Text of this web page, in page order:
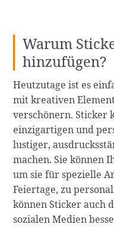
Warum
hinzufügen?
Heutzutage ist es
mit kreativen
verschönern. Sticker
einzigartigen und
lustiger,
machen. Sie können
um sie für spezielle
Feiertage, zu
können Sticker auch
sozialen Medien